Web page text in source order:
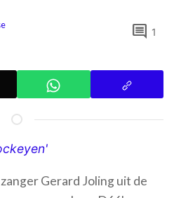
comment 1
Gerard Joling uit de